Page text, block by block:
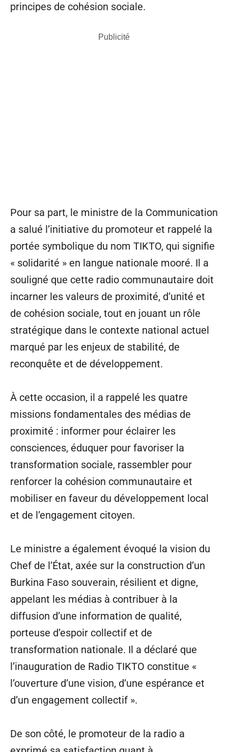
principes de cohésion sociale.
Publicité
Pour sa part, le ministre de la Communication
a salué l’initiative du promoteur et rappelé la
portée symbolique du nom TIKTO, qui signifie
« solidarité » en langue nationale mooré. Il a
souligné que cette radio communautaire doit
incarner les valeurs de proximité, d’unité et
de cohésion sociale, tout en jouant un rôle
stratégique dans le contexte national actuel
marqué par les enjeux de stabilité, de
reconquête et de développement.
À cette occasion, il a rappelé les quatre
missions fondamentales des médias de
proximité : informer pour éclairer les
consciences, éduquer pour favoriser la
transformation sociale, rassembler pour
renforcer la cohésion communautaire et
mobiliser en faveur du développement local
et de l’engagement citoyen.
Le ministre a également évoqué la vision du
Chef de l’État, axée sur la construction d’un
Burkina Faso souverain, résilient et digne,
appelant les médias à contribuer à la
diffusion d’une information de qualité,
porteuse d’espoir collectif et de
transformation nationale. Il a déclaré que
l’inauguration de Radio TIKTO constitue «
l’ouverture d’une vision, d’une espérance et
d’un engagement collectif ».
De son côté, le promoteur de la radio a